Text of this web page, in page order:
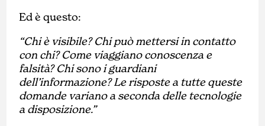
Ed è questo:
“Chi è visibile? Chi può mettersi in contatto
con chi? Come viaggiano conoscenza e
falsità? Chi sono i guardiani
dell’informazione? Le risposte a tutte queste
domande variano a seconda delle tecnologie
a disposizione.”